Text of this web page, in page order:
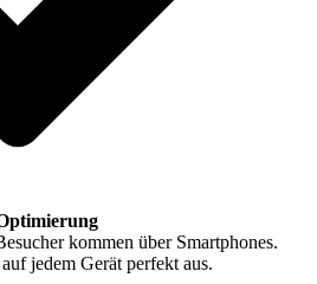
kommen über Smartphones.
jedem Gerät perfekt aus.